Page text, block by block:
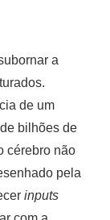
a
de um
bilhões de
cérebro não
pela
inputs